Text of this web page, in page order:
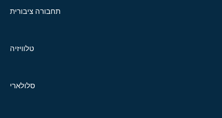
תחבורה ציבורית
טלוויזיה
סלולארי